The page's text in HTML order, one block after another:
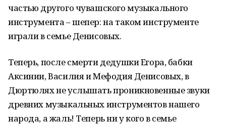
частью другого чувашского музыкального
инструмента – шепер: на таком инструменте
играли в семье Денисовых.
Теперь, после смерти дедушки Егора, бабки
Аксинии, Василия и Мефодия Денисовых, в
Дюртюлях не услышать проникновенные звуки
древних музыкальных инструментов нашего
народа, а жаль! Теперь ни у кого в семье